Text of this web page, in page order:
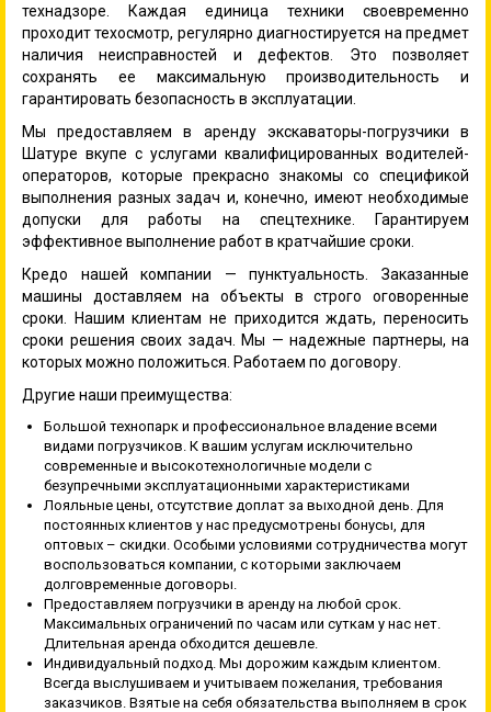
технадзоре. Каждая единица техники своевременно
проходит техосмотр, регулярно диагностируется на предмет
наличия неисправностей и дефектов. Это позволяет
сохранять ее максимальную производительность и
гарантировать безопасность в эксплуатации.
Мы предоставляем в аренду экскаваторы-погрузчики в
Шатуре вкупе с услугами квалифицированных водителей-
операторов, которые прекрасно знакомы со спецификой
выполнения разных задач и, конечно, имеют необходимые
допуски для работы на спецтехнике. Гарантируем
эффективное выполнение работ в кратчайшие сроки.
Кредо нашей компании — пунктуальность. Заказанные
машины доставляем на объекты в строго оговоренные
сроки. Нашим клиентам не приходится ждать, переносить
сроки решения своих задач. Мы — надежные партнеры, на
которых можно положиться. Работаем по договору.
Другие наши преимущества:
Большой технопарк и профессиональное владение всеми
видами погрузчиков. К вашим услугам исключительно
современные и высокотехнологичные модели с
безупречными эксплуатационными характеристиками
Лояльные цены, отсутствие доплат за выходной день. Для
постоянных клиентов у нас предусмотрены бонусы, для
оптовых – скидки. Особыми условиями сотрудничества могут
воспользоваться компании, с которыми заключаем
долговременные договоры.
Предоставляем погрузчики в аренду на любой срок.
Максимальных ограничений по часам или суткам у нас нет.
Длительная аренда обходится дешевле.
Индивидуальный подход. Мы дорожим каждым клиентом.
Всегда выслушиваем и учитываем пожелания, требования
заказчиков. Взятые на себя обязательства выполняем в срок